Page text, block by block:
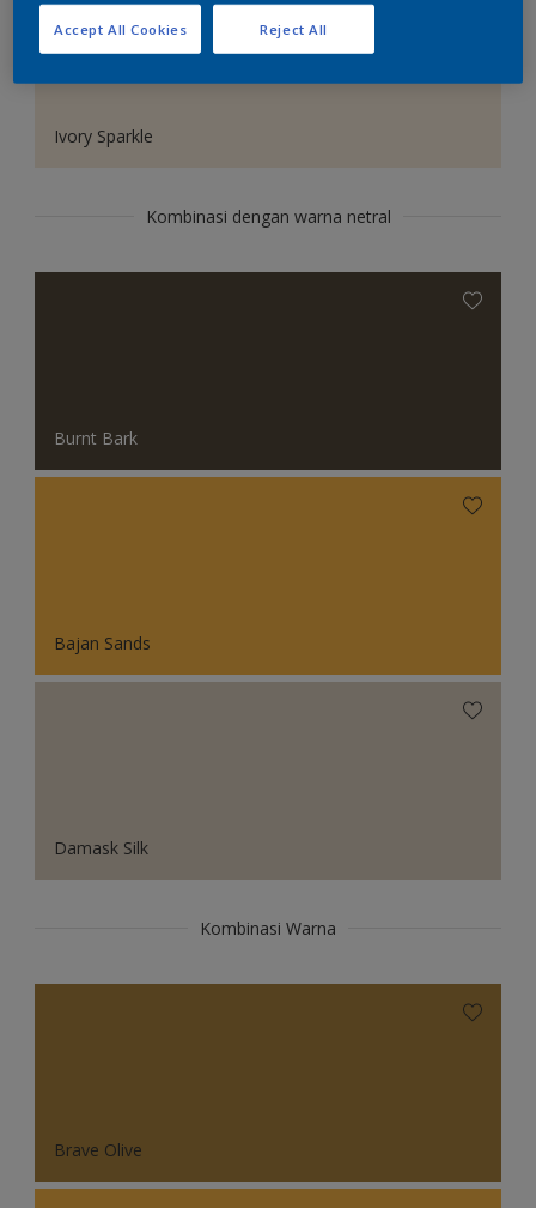
Ivory Sparkle
Kombinasi dengan warna netral
Burnt Bark
Bajan Sands
Damask Silk
Kombinasi Warna
Brave Olive
Reject All
Accept All Cookies